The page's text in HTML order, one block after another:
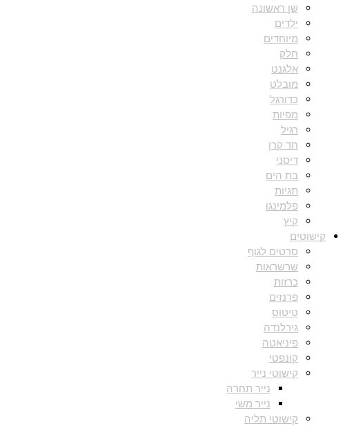
שן ראשונה
ילדים
מיוחדים
חלק
אלגנט
מובלט
כדורגל
מפיות
רגיל
חד קרן
דיסני
בת הים
תגיות
פלמינגו
קיץ
קישוטים
סרטים לגוף
שרשראות
כרזות
פרנזים
טיטוס
גירלנדה
פיניאטה
קונפטי
קישוטי נייר
נייר תחרה
נייר משי
קישוטי תליה